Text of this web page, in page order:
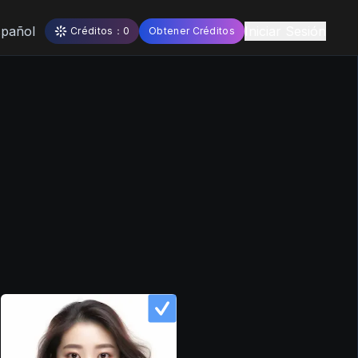
Créditos ： 0 Obtener Créditos